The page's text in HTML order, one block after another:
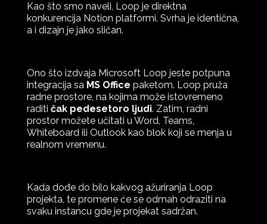
Kao što smo naveli, Loop je direktna
konkurencija Notion platformi. Svrha je identična,
a i dizajn je jako sličan.
Ono što izdvaja Microsoft Loop jeste potpuna
integracija sa MS Office paketom. Loop pruža
radne prostore, na kojima može istovremeno
raditi čak pedesetoro ljudi. Zatim, radni
prostor možete učitati u Word, Teams,
Whiteboard ili Outlook kao blok koji se menja u
realnom vremenu.
Kada dođe do bilo kakvog ažuriranja Loop
projekta, te promene će se odmah odraziti na
svaku instancu gde je projekat sadržan.